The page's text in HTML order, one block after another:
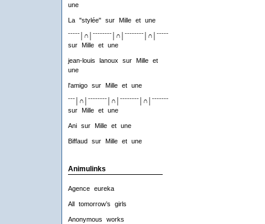
une
La "stylée"sur Mille et une
ˉˉˉˉˉ│∩│ˉˉˉˉˉˉˉˉ│∩│ˉˉˉˉˉˉˉˉ│∩│ˉˉˉˉˉˉˉˉ│∩│ˉˉˉˉ
sur
Mille et une
jean-louis lanoux sur
Mille et
une
l'amigosur Mille et une
ˉˉˉ│∩│ˉˉˉˉˉˉˉˉ│∩│ˉˉˉˉˉˉˉˉ│∩│ˉˉˉˉˉˉˉˉ│∩│ˉˉˉ
sur
Mille et une
Anisur Mille et une
Biffaud sur Mille et une
Animulinks
Agence eureka
All tomorrow’s girls
Anonymous works